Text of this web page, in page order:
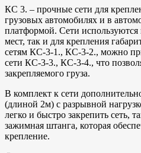
КС 3. – прочные сети для
грузовых автомобилях и в
платформой. Сети используются
мест, так и для крепления
сетям КС-3-1., КС-3-2., можно
сети КС-3-3., КС-3-4., что
закрепляемого груза.
В комплект к сети
(длиной 2м) с разрывной
легко и быстро закрепить сеть,
зажимная штанга, которая
крепление.